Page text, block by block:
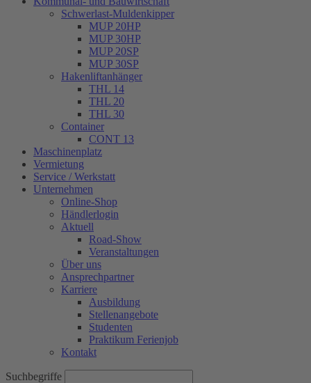
Schwerlast-Muldenkipper
MUP 20HP
MUP 30HP
MUP 20SP
MUP 30SP
Hakenliftanhänger
THL 14
THL 20
THL 30
Container
CONT 13
Maschinenplatz
Vermietung
Service / Werkstatt
Unternehmen
Online-Shop
Händlerlogin
Aktuell
Road-Show
Veranstaltungen
Über uns
Ansprechpartner
Karriere
Ausbildung
Stellenangebote
Studenten
Praktikum Ferienjob
Kontakt
Suchbegriffe